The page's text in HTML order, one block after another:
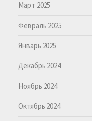
Март 2025
Февраль 2025
Январь 2025
Декабрь 2024
Ноябрь 2024
Октябрь 2024